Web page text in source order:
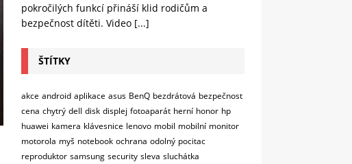
pokročilých funkcí přináší klid rodičům a
bezpečnost dítěti. Video [...]
ŠTÍTKY
akce android aplikace asus BenQ bezdrátová bezpečnost
cena chytrý dell disk displej fotoaparát herní honor hp
huawei kamera klávesnice lenovo mobil mobilní monitor
motorola myš notebook ochrana odolný pocitac
reproduktor samsung security sleva sluchátka